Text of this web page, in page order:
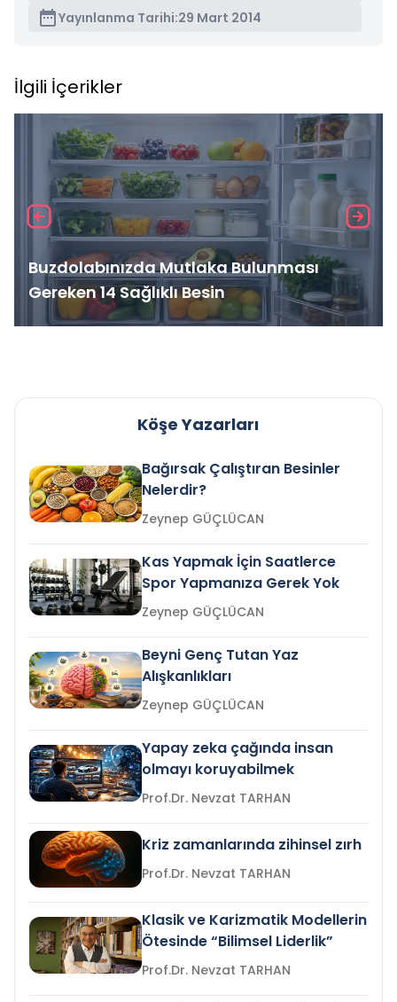
Yayınlanma Tarihi:29 Mart 2014
İlgili İçerikler
Buzdolabınızda Mutlaka Bulunması
Gereken 14 Sağlıklı Besin
Köşe Yazarları
Bağırsak Çalıştıran Besinler
Nelerdir?
Zeynep GÜÇLÜCAN
Kas Yapmak İçin Saatlerce
Spor Yapmanıza Gerek Yok
Zeynep GÜÇLÜCAN
Beyni Genç Tutan Yaz
Alışkanlıkları
Zeynep GÜÇLÜCAN
Yapay zeka çağında insan
olmayı koruyabilmek
Prof.Dr. Nevzat TARHAN
Kriz zamanlarında zihinsel zırh
Prof.Dr. Nevzat TARHAN
Klasik ve Karizmatik Modellerin
Ötesinde “Bilimsel Liderlik”
Prof.Dr. Nevzat TARHAN